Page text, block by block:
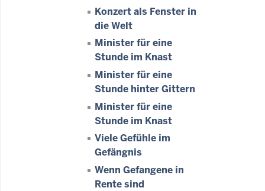
Konzert als Fenster in
die Welt
Minister für eine
Stunde im Knast
Minister für eine
Stunde hinter Gittern
Minister für eine
Stunde im Knast
Viele Gefühle im
Gefängnis
Wenn Gefangene in
Rente sind